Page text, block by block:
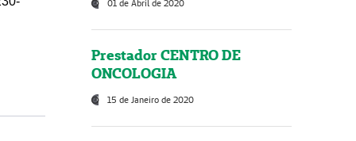
01 de Abril de 2020
Prestador CENTRO DE
ONCOLOGIA
15 de Janeiro de 2020